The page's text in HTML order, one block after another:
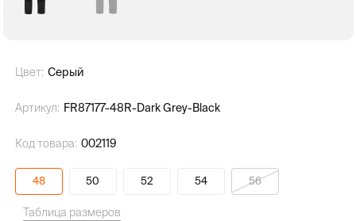
Цвет: Серый
Артикул: FR87177-48R-Dark Grey-Black
Код товара: 002119
48 50 52 54 56
Таблица размеров